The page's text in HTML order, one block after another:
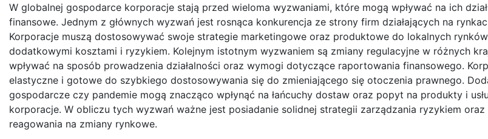
W globalnej gospodarce korporacje stają przed wieloma wyzwaniami, które mogą wpływać na ich
finansowe. Jednym z głównych wyzwań jest rosnąca konkurencja ze strony firm działających na
Korporacje muszą dostosowywać swoje strategie marketingowe oraz produktowe do lokalnych
dodatkowymi kosztami i ryzykiem. Kolejnym istotnym wyzwaniem są zmiany regulacyjne w różnych
wpływać na sposób prowadzenia działalności oraz wymogi dotyczące raportowania finansowego.
elastyczne i gotowe do szybkiego dostosowywania się do zmieniającego się otoczenia prawnego.
gospodarcze czy pandemie mogą znacząco wpłynąć na łańcuchy dostaw oraz popyt na produkty i
korporacje. W obliczu tych wyzwań ważne jest posiadanie solidnej strategii zarządzania ryzykiem
reagowania na zmiany rynkowe.